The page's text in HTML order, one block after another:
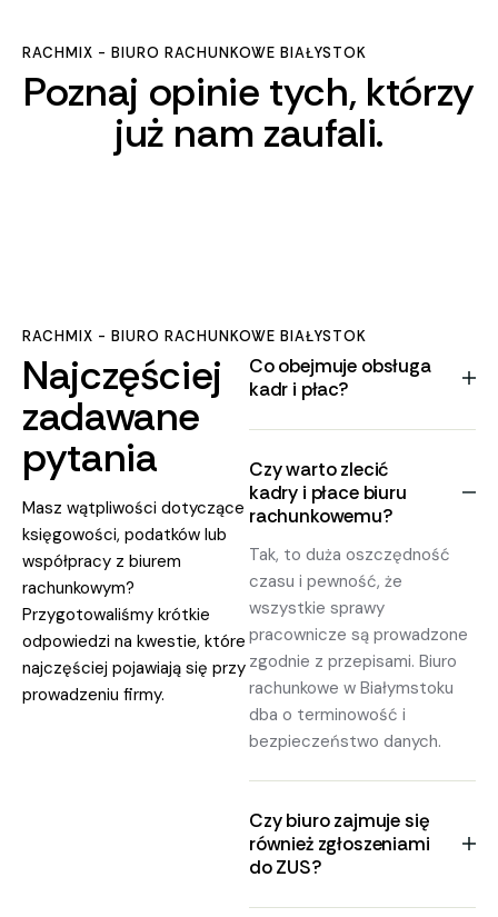
RACHMIX - BIURO RACHUNKOWE BIAŁYSTOK
Poznaj opinie tych, którzy
już nam zaufali.
RACHMIX - BIURO RACHUNKOWE BIAŁYSTOK
Najczęściej
zadawane
pytania
Masz wątpliwości dotyczące
księgowości, podatków lub
współpracy z biurem
rachunkowym?
Przygotowaliśmy krótkie
odpowiedzi na kwestie, które
najczęściej pojawiają się przy
prowadzeniu firmy.
Co obejmuje obsługa
kadr i płac?
Czy warto zlecić
kadry i płace biuru
rachunkowemu?
Tak, to duża oszczędność
czasu i pewność, że
wszystkie sprawy
pracownicze są prowadzone
zgodnie z przepisami. Biuro
rachunkowe w Białymstoku
dba o terminowość i
bezpieczeństwo danych.
Czy biuro zajmuje się
również zgłoszeniami
do ZUS?